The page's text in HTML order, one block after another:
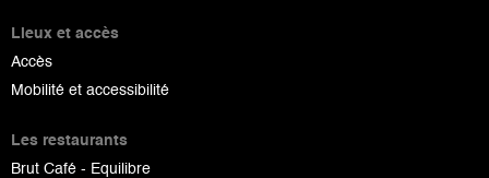
Lieux et accès
Accès
Mobilité et accessibilité
Les restaurants
Brut Café - Equilibre